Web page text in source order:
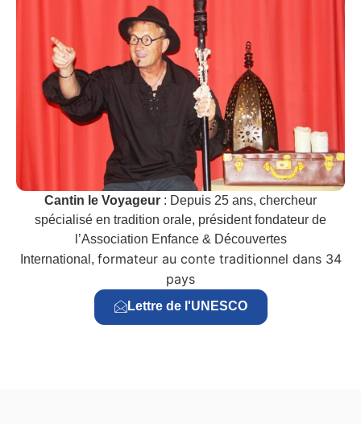
Cantin le Voyageur : Depuis 25 ans, chercheur
spécialisé en tradition orale, président fondateur de
l’Association Enfance & Découvertes
International, formateur au conte traditionnel dans 34
pays
Lettre de l'UNESCO